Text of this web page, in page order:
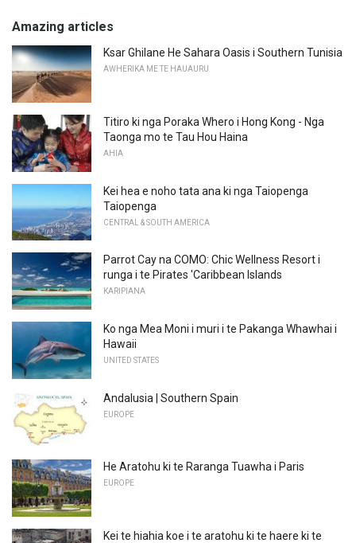
Amazing articles
Ksar Ghilane He Sahara Oasis i Southern Tunisia
AWHERIKA ME TE HAUAURU
Titiro ki nga Poraka Whero i Hong Kong - Nga
Taonga mo te Tau Hou Haina
AHIA
Kei hea e noho tata ana ki nga Taiopenga
Taiopenga
CENTRAL & SOUTH AMERICA
Parrot Cay na COMO: Chic Wellness Resort i
runga i te Pirates 'Caribbean Islands
KARIPIANA
Ko nga Mea Moni i muri i te Pakanga Whawhai i
Hawaii
UNITED STATES
Andalusia | Southern Spain
EUROPE
He Aratohu ki te Raranga Tuawha i Paris
EUROPE
Kei te hiahia koe i te aratohu ki te haere ki te